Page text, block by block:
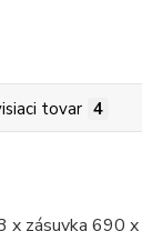
tovar 4
x zásuvka